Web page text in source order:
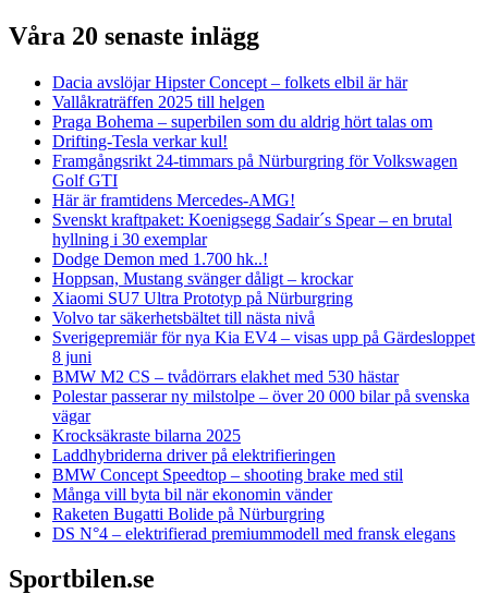
Våra 20 senaste inlägg
Dacia avslöjar Hipster Concept – folkets elbil är här
Vallåkraträffen 2025 till helgen
Praga Bohema – superbilen som du aldrig hört talas om
Drifting-Tesla verkar kul!
Framgångsrikt 24-timmars på Nürburgring för Volkswagen
Golf GTI
Här är framtidens Mercedes-AMG!
Svenskt kraftpaket: Koenigsegg Sadair´s Spear – en brutal
hyllning i 30 exemplar
Dodge Demon med 1.700 hk..!
Hoppsan, Mustang svänger dåligt – krockar
Xiaomi SU7 Ultra Prototyp på Nürburgring
Volvo tar säkerhetsbältet till nästa nivå
Sverigepremiär för nya Kia EV4 – visas upp på Gärdesloppet
8 juni
BMW M2 CS – tvådörrars elakhet med 530 hästar
Polestar passerar ny milstolpe – över 20 000 bilar på svenska
vägar
Krocksäkraste bilarna 2025
Laddhybriderna driver på elektrifieringen
BMW Concept Speedtop – shooting brake med stil
Många vill byta bil när ekonomin vänder
Raketen Bugatti Bolide på Nürburgring
DS N°4 – elektrifierad premiummodell med fransk elegans
Sportbilen.se